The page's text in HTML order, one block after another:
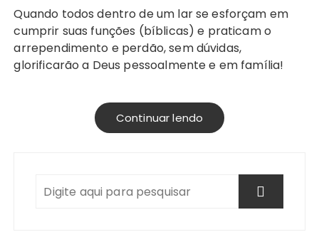
Quando todos dentro de um lar se esforçam em
cumprir suas funções (bíblicas) e praticam o
arrependimento e perdão, sem dúvidas,
glorificarão a Deus pessoalmente e em família!
Continuar lendo